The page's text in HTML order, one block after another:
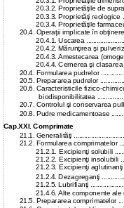
20.3.2. Proprietăţile de
20.3.3. Proprietăţi reologice
20.3.4. Proprietăţile
20.4. Operaţii implicate în
20.4.1. Uscarea
20.4.2. Mărunţirea şi
20.4.3. Amestecarea
20.4.4. Cernerea şi clasarea
20.4. Formularea pudrelor
20.5. Prepararea pudrelor
20.6. Caracteristicile fizico-
biodisponibilitatea
20.7. Controlul şi conservarea
20.8. Pudre medicamentoase
Cap.XXI. Comprimate
21.1. Generalităţi
21.2. Formularea
21.2.1.
Excipienţi solubili
21.2.2. Excipienţi insolubili
21.2.3. Excipienţi
21.2.4. Dezagreganţi
21.2.5. Lubrifianţi
21.4.6. Alte componente ale
21.5. Prepararea comprimatelor